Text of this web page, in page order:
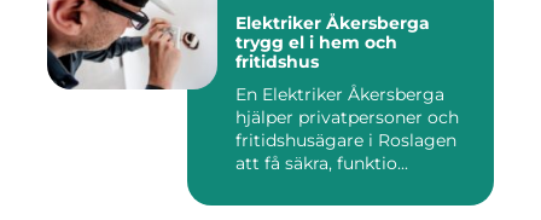
Elektriker Åkersberga
trygg el i hem och
fritidshus
En Elektriker Åkersberga
hjälper privatpersoner och
fritidshusägare i Roslagen
att få säkra, funktio...